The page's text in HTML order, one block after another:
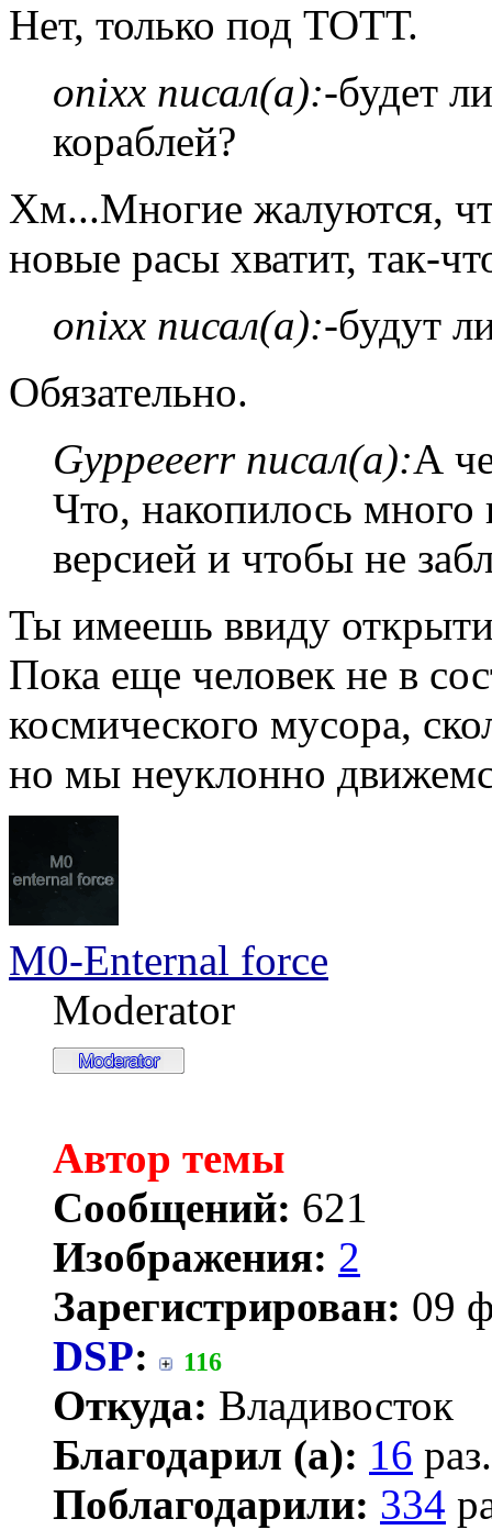
Нет, только под ТОТТ.
onixx писал(а):-будет
кораблей?
Хм...Многие жалуются,
новые расы хватит, так-
onixx писал(а):-будут
Обязательно.
Gyppeeerr писал(а):А
Что, накопилось много
версией и чтобы не
Ты имеешь ввиду
Пока еще человек не в
космического мусора,
но мы неуклонно
M0-Enternal force
Moderator
Автор темы
Сообщений: 621
Изображения: 2
Зарегистрирован: 09
DSP: 116
Откуда: Владивосток
Благодарил (а): 16 раз.
Поблагодарили: 334